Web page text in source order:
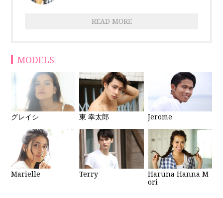
READ MORE
MODELS
グレイシ 東 幸太郎 Jerome
Marielle Terry
Haruna Hanna M
ori